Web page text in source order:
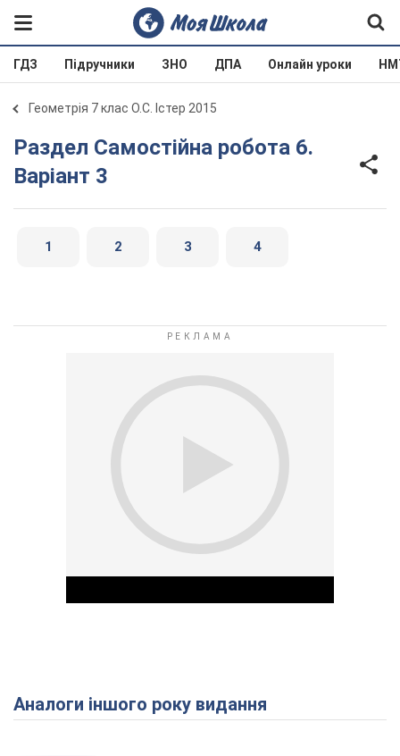
ГДЗ Підручники ЗНО ДПА Онлайн уроки
Геометрія 7 клас О.С. Істер 2015
Раздел Самостійна робота 6.
Варіант 3
1 2 3 4
Play Video
Аналоги іншого року видання